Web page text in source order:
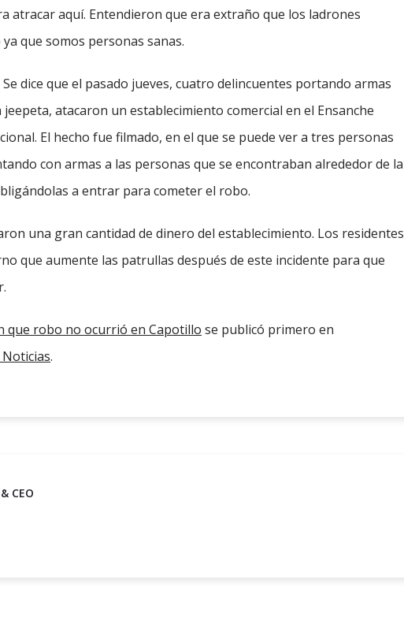
atracar aquí. Entendieron que era extraño que los ladrones
que somos personas sanas.
dice que el pasado jueves, cuatro delincuentes portando armas
atacaron un establecimiento comercial en el Ensanche
El hecho fue filmado, en el que se puede ver a tres personas
con armas a las personas que se encontraban alrededor de la
a entrar para cometer el robo.
una gran cantidad de dinero del establecimiento. Los residentes
que aumente las patrullas después de este incidente para que
que robo no ocurrió en Capotillo se publicó primero en
Noticias.
CEO